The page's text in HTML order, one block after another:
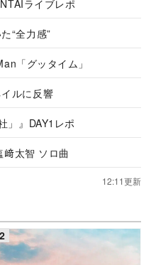
ライブレポ
“全力感”
「グッタイム」
ルに反響
」』DAY1レポ
太智 ソロ曲
12:11更新